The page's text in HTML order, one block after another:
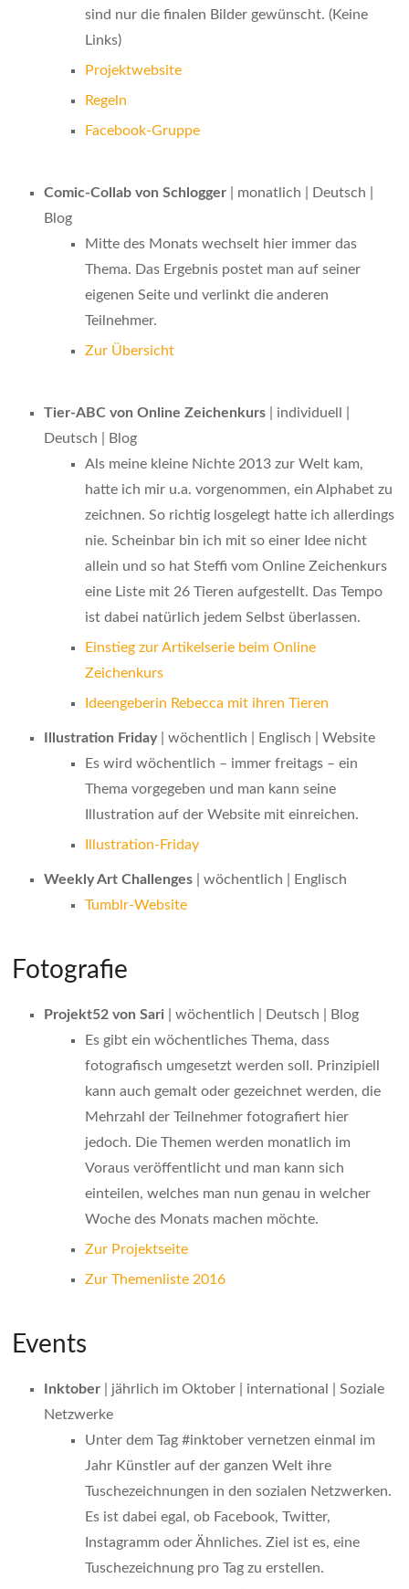
sind nur die finalen Bilder gewünscht. (Keine
Links)
Projektwebsite
Regeln
Facebook-Gruppe
Comic-Collab von Schlogger | monatlich | Deutsch |
Blog
Mitte des Monats wechselt hier immer das
Thema. Das Ergebnis postet man auf seiner
eigenen Seite und verlinkt die anderen
Teilnehmer.
Zur Übersicht
Tier-ABC von Online Zeichenkurs | individuell |
Deutsch | Blog
Als meine kleine Nichte 2013 zur Welt kam,
hatte ich mir u.a. vorgenommen, ein Alphabet zu
zeichnen. So richtig losgelegt hatte ich allerdings
nie. Scheinbar bin ich mit so einer Idee nicht
allein und so hat Steffi vom Online Zeichenkurs
eine Liste mit 26 Tieren aufgestellt. Das Tempo
ist dabei natürlich jedem Selbst überlassen.
Einstieg zur Artikelserie beim Online
Zeichenkurs
Ideengeberin Rebecca mit ihren Tieren
Illustration Friday| wöchentlich | Englisch | Website
Es wird wöchentlich – immer freitags – ein
Thema vorgegeben und man kann seine
Illustration auf der Website mit einreichen.
Illustration-Friday
Weekly Art Challenges | wöchentlich | Englisch
Tumblr-Website
Fotografie
Projekt52 von Sari | wöchentlich | Deutsch | Blog
Es gibt ein wöchentliches Thema, dass
fotografisch umgesetzt werden soll. Prinzipiell
kann auch gemalt oder gezeichnet werden, die
Mehrzahl der Teilnehmer fotografiert hier
jedoch. Die Themen werden monatlich im
Voraus veröffentlicht und man kann sich
einteilen, welches man nun genau in welcher
Woche des Monats machen möchte.
Zur Projektseite
Zur Themenliste 2016
Events
Inktober | jährlich im Oktober | international | Soziale
Netzwerke
Unter dem Tag #inktober vernetzen einmal im
Jahr Künstler auf der ganzen Welt ihre
Tuschezeichnungen in den sozialen Netzwerken.
Es ist dabei egal, ob Facebook, Twitter,
Instagramm oder Ähnliches. Ziel ist es, eine
Tuschezeichnung pro Tag zu erstellen.